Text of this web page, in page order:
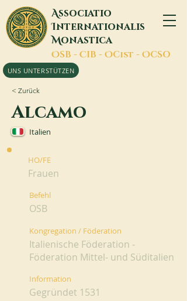
Associatio
Internationalis
Monastica
OSB - CIB - OCist - OCSO
UNS UNTERSTÜTZEN
< Zurück
Alcamo
Italien
HO/FE
Frauen
Befehl
OSB
Kongregation / Föderation
Italienische Föderation -
Föderation Mittel- und Süditalien
Information
Gegründet 1531